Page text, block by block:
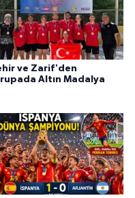
ve Zarif'den
Altın Madalya